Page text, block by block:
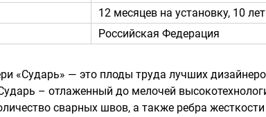
12 месяцев на установку, 10
Российская Федерация
«Сударь» — это плоды труда лучших
– отлаженный до мелочей
сварных швов, а также ребра